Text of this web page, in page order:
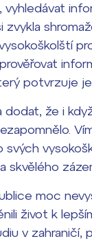
vyhledávat
zvykla
potvrzuje
že i
svých
skvělého
moc
život k
v zahraničí,